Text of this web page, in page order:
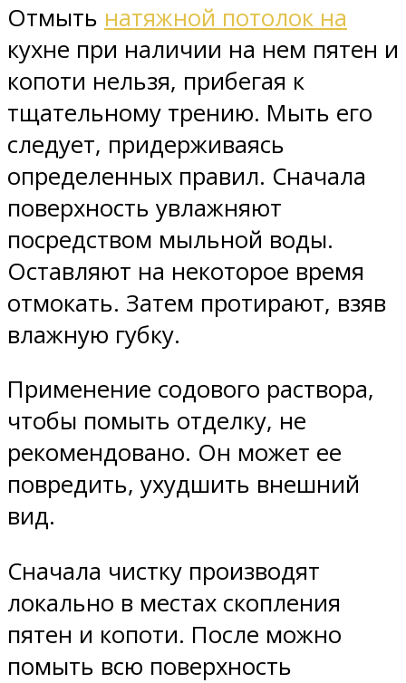
Отмыть натяжной потолок на
кухне при наличии на нем пятен и
копоти нельзя, прибегая к
тщательному трению. Мыть его
следует, придерживаясь
определенных правил. Сначала
поверхность увлажняют
посредством мыльной воды.
Оставляют на некоторое время
отмокать. Затем протирают, взяв
влажную губку.
Применение содового раствора,
чтобы помыть отделку, не
рекомендовано. Он может ее
повредить, ухудшить внешний
вид.
Сначала чистку производят
локально в местах скопления
пятен и копоти. После можно
помыть всю поверхность